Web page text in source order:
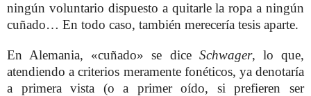
ningún voluntario dispuesto a quitarle la ropa a ningún
cuñado… En todo caso, también merecería tesis aparte.
En Alemania, «cuñado» se dice Schwager, lo que,
atendiendo a criterios meramente fonéticos, ya denotaría
a primera vista (o a primer oído, si prefieren ser